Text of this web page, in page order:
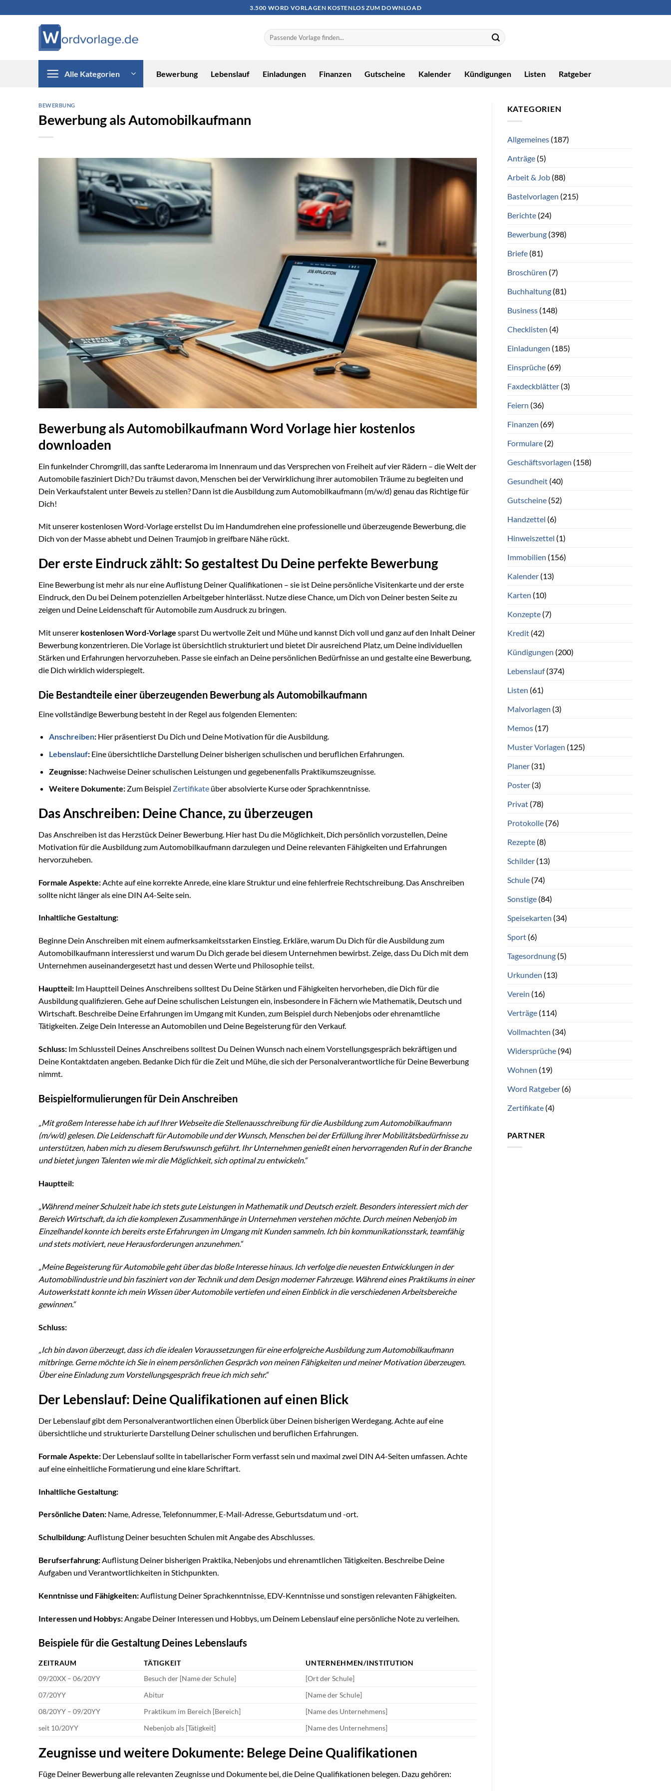
3.500 WORD VORLAGEN KOSTENLOS ZUM DOWNLOAD
Alle Kategorien Bewerbung Lebenslauf Einladungen Finanzen Gutscheine Kalender Kündigungen Listen Ratgeber
BEWERBUNG
Bewerbung als Automobilkaufmann
Bewerbung als Automobilkaufmann Word Vorlage hier kostenlos
downloaden
Ein funkelnder Chromgrill, das sanfte Lederaroma im Innenraum und das Versprechen von Freiheit auf vier Rädern – die Welt der
Automobile fasziniert Dich? Du träumst davon, Menschen bei der Verwirklichung ihrer automobilen Träume zu begleiten und
Dein Verkaufstalent unter Beweis zu stellen? Dann ist die Ausbildung zum Automobilkaufmann (m/w/d) genau das Richtige für
Dich!
Mit unserer kostenlosen Word-Vorlage erstellst Du im Handumdrehen eine professionelle und überzeugende Bewerbung, die
Dich von der Masse abhebt und Deinen Traumjob in greifbare Nähe rückt.
Der erste Eindruck zählt: So gestaltest Du Deine perfekte Bewerbung
Eine Bewerbung ist mehr als nur eine Auflistung Deiner Qualifikationen – sie ist Deine persönliche Visitenkarte und der erste
Eindruck, den Du bei Deinem potenziellen Arbeitgeber hinterlässt. Nutze diese Chance, um Dich von Deiner besten Seite zu
zeigen und Deine Leidenschaft für Automobile zum Ausdruck zu bringen.
Mit unserer kostenlosen Word-Vorlage sparst Du wertvolle Zeit und Mühe und kannst Dich voll und ganz auf den Inhalt Deiner
Bewerbung konzentrieren. Die Vorlage ist übersichtlich strukturiert und bietet Dir ausreichend Platz, um Deine individuellen
Stärken und Erfahrungen hervorzuheben. Passe sie einfach an Deine persönlichen Bedürfnisse an und gestalte eine Bewerbung,
die Dich wirklich widerspiegelt.
Die Bestandteile einer überzeugenden Bewerbung als Automobilkaufmann
Eine vollständige Bewerbung besteht in der Regel aus folgenden Elementen:
Anschreiben:Hier präsentierst Du Dich und Deine Motivation für die Ausbildung.
Lebenslauf:Eine übersichtliche Darstellung Deiner bisherigen schulischen und beruflichen Erfahrungen.
Zeugnisse:Nachweise Deiner schulischen Leistungen und gegebenenfalls Praktikumszeugnisse.
Weitere Dokumente:Zum Beispiel Zertifikateüber absolvierte Kurse oder Sprachkenntnisse.
Das Anschreiben: Deine Chance, zu überzeugen
Das Anschreiben ist das Herzstück Deiner Bewerbung. Hier hast Du die Möglichkeit, Dich persönlich vorzustellen, Deine
Motivation für die Ausbildung zum Automobilkaufmann darzulegen und Deine relevanten Fähigkeiten und Erfahrungen
hervorzuheben.
Formale Aspekte: Achte auf eine korrekte Anrede, eine klare Struktur und eine fehlerfreie Rechtschreibung. Das Anschreiben
sollte nicht länger als eine DIN A4-Seite sein.
Inhaltliche Gestaltung:
Beginne Dein Anschreiben mit einem aufmerksamkeitsstarken Einstieg. Erkläre, warum Du Dich für die Ausbildung zum
Automobilkaufmann interessierst und warum Du Dich gerade bei diesem Unternehmen bewirbst. Zeige, dass Du Dich mit dem
Unternehmen auseinandergesetzt hast und dessen Werte und Philosophie teilst.
Hauptteil: Im Hauptteil Deines Anschreibens solltest Du Deine Stärken und Fähigkeiten hervorheben, die Dich für die
Ausbildung qualifizieren. Gehe auf Deine schulischen Leistungen ein, insbesondere in Fächern wie Mathematik, Deutsch und
Wirtschaft. Beschreibe Deine Erfahrungen im Umgang mit Kunden, zum Beispiel durch Nebenjobs oder ehrenamtliche
Tätigkeiten. Zeige Dein Interesse an Automobilen und Deine Begeisterung für den Verkauf.
Schluss: Im Schlussteil Deines Anschreibens solltest Du Deinen Wunsch nach einem Vorstellungsgespräch bekräftigen und
Deine Kontaktdaten angeben. Bedanke Dich für die Zeit und Mühe, die sich der Personalverantwortliche für Deine Bewerbung
nimmt.
Beispielformulierungen für Dein Anschreiben
„Mit großem Interesse habe ich auf Ihrer Webseite die Stellenausschreibung für die Ausbildung zum Automobilkaufmann
(m/w/d) gelesen. Die Leidenschaft für Automobile und der Wunsch, Menschen bei der Erfüllung ihrer Mobilitätsbedürfnisse zu
unterstützen, haben mich zu diesem Berufswunsch geführt. Ihr Unternehmen genießt einen hervorragenden Ruf in der Branche
und bietet jungen Talenten wie mir die Möglichkeit, sich optimal zu entwickeln.“
Hauptteil:
„Während meiner Schulzeit habe ich stets gute Leistungen in Mathematik und Deutsch erzielt. Besonders interessiert mich der
Bereich Wirtschaft, da ich die komplexen Zusammenhänge in Unternehmen verstehen möchte. Durch meinen Nebenjob im
Einzelhandel konnte ich bereits erste Erfahrungen im Umgang mit Kunden sammeln. Ich bin kommunikationsstark, teamfähig
und stets motiviert, neue Herausforderungen anzunehmen.“
„Meine Begeisterung für Automobile geht über das bloße Interesse hinaus. Ich verfolge die neuesten Entwicklungen in der
Automobilindustrie und bin fasziniert von der Technik und dem Design moderner Fahrzeuge. Während eines Praktikums in einer
Autowerkstatt konnte ich mein Wissen über Automobile vertiefen und einen Einblick in die verschiedenen Arbeitsbereiche
gewinnen.“
Schluss:
„Ich bin davon überzeugt, dass ich die idealen Voraussetzungen für eine erfolgreiche Ausbildung zum Automobilkaufmann
mitbringe. Gerne möchte ich Sie in einem persönlichen Gespräch von meinen Fähigkeiten und meiner Motivation überzeugen.
Über eine Einladung zum Vorstellungsgespräch freue ich mich sehr.“
Der Lebenslauf: Deine Qualifikationen auf einen Blick
Der Lebenslauf gibt dem Personalverantwortlichen einen Überblick über Deinen bisherigen Werdegang. Achte auf eine
übersichtliche und strukturierte Darstellung Deiner schulischen und beruflichen Erfahrungen.
Formale Aspekte: Der Lebenslauf sollte in tabellarischer Form verfasst sein und maximal zwei DIN A4-Seiten umfassen. Achte
auf eine einheitliche Formatierung und eine klare Schriftart.
Inhaltliche Gestaltung:
Persönliche Daten: Name, Adresse, Telefonnummer, E-Mail-Adresse, Geburtsdatum und -ort.
Schulbildung:Auflistung Deiner besuchten Schulen mit Angabe des Abschlusses.
Berufserfahrung:Auflistung Deiner bisherigen Praktika, Nebenjobs und ehrenamtlichen Tätigkeiten. Beschreibe Deine
Aufgaben und Verantwortlichkeiten in Stichpunkten.
Kenntnisse und Fähigkeiten: Auflistung Deiner Sprachkenntnisse, EDV-Kenntnisse und sonstigen relevanten Fähigkeiten.
Interessen und Hobbys: Angabe Deiner Interessen und Hobbys, um Deinem Lebenslauf eine persönliche Note zu verleihen.
Beispiele für die Gestaltung Deines Lebenslaufs
ZEITRAUM TÄTIGKEIT
UNTERNEHMEN/INSTITUTION
09/20XX – 06/20YY
Besuch der [Name der Schule]
[Ort der Schule]
07/20YY
Abitur
[Name der Schule]
08/20YY – 09/20YY
Praktikum im Bereich [Bereich]
[Name des Unternehmens]
seit 10/20YY
Nebenjob als [Tätigkeit] [Name des Unternehmens]
Zeugnisse und weitere Dokumente: Belege Deine Qualifikationen
Füge Deiner Bewerbung alle relevanten Zeugnisse und Dokumente bei, die Deine Qualifikationen belegen. Dazu gehören:
KATEGORIEN
Allgemeines(187)
Anträge(5)
Arbeit & Job(88)
Bastelvorlagen (215)
Berichte(24)
Bewerbung(398)
Briefe(81)
Broschüren (7)
Buchhaltung(81)
Business(148)
Checklisten (4)
Einladungen (185)
Einsprüche(69)
Faxdeckblätter(3)
Feiern (36)
Finanzen (69)
Formulare(2)
Geschäftsvorlagen (158)
Gesundheit(40)
Gutscheine(52)
Handzettel (6)
Hinweiszettel (1)
Immobilien (156)
Kalender(13)
Karten (10)
Konzepte(7)
Kredit(42)
Kündigungen (200)
Lebenslauf(374)
Listen (61)
Malvorlagen (3)
Memos(17)
Muster Vorlagen (125)
Planer(31)
Poster(3)
Privat(78)
Protokolle(76)
Rezepte(8)
Schilder(13)
Schule(74)
Sonstige(84)
Speisekarten (34)
Sport(6)
Tagesordnung(5)
Urkunden (13)
Verein (16)
Verträge(114)
Vollmachten (34)
Widersprüche(94)
Wohnen (19)
Word Ratgeber(6)
Zertifikate(4)
PARTNER